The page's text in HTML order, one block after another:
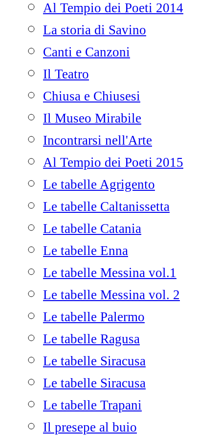
Al Tempio dei Poeti 2014
La storia di Savino
Canti e Canzoni
Il Teatro
Chiusa e Chiusesi
Il Museo Mirabile
Incontrarsi nell'Arte
Al Tempio dei Poeti 2015
Le tabelle Agrigento
Le tabelle Caltanissetta
Le tabelle Catania
Le tabelle Enna
Le tabelle Messina vol.1
Le tabelle Messina vol. 2
Le tabelle Palermo
Le tabelle Ragusa
Le tabelle Siracusa
Le tabelle Siracusa
Le tabelle Trapani
Il presepe al buio